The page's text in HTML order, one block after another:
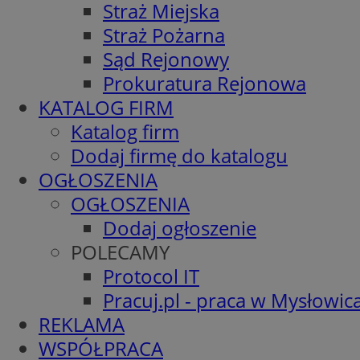
Straż Miejska
Straż Pożarna
Sąd Rejonowy
Prokuratura Rejonowa
KATALOG FIRM
Katalog firm
Dodaj firmę do katalogu
OGŁOSZENIA
OGŁOSZENIA
Dodaj ogłoszenie
POLECAMY
Protocol IT
Pracuj.pl - praca w
REKLAMA
WSPÓŁPRACA